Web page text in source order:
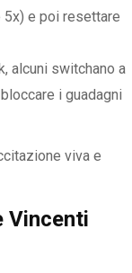
5x) e poi resettare
alcuni switchano a
i guadagni
viva e
Vincenti